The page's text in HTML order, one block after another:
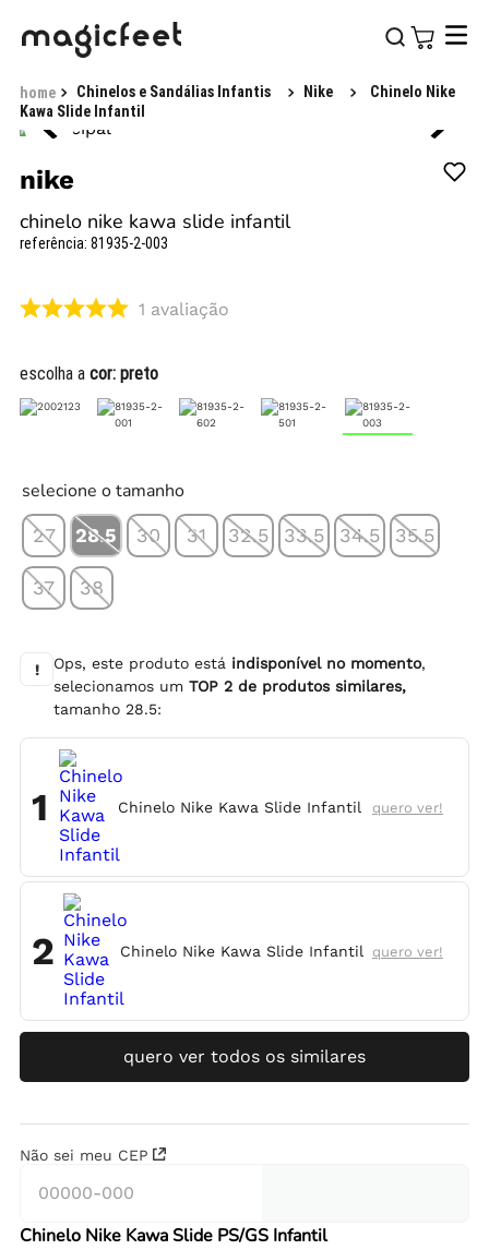
Chinelos e Sandálias Infantis Nike
Chinelo Nike
Kawa Slide Infantil
nike
chinelo nike kawa slide infantil
referência: 81935-2-003
1 avaliação
escolha a cor: preto
selecione o tamanho
27 28.5 30 31 32.5 33.5 34.5 35.5
37 38
! Ops, este produto está indisponível no momento,
selecionamos umTOP2 de produtos similares,
tamanho 28.5:
1 Chinelo Nike Kawa Slide Infantil quero ver!
2 Chinelo Nike Kawa Slide Infantil quero ver!
quero ver todos os similares
Não sei meu CEP
Chinelo Nike Kawa Slide PS/GS Infantil